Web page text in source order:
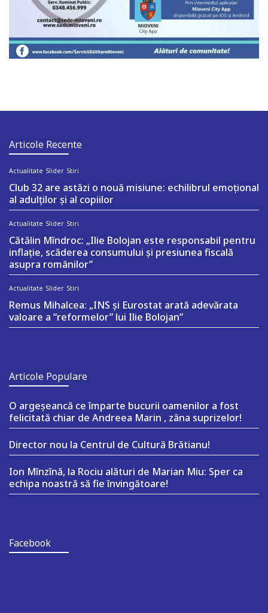
Articole Recente
Actualitate Slider Stiri
Club 32 are astăzi o nouă misiune: echilibrul emoțional
al adulților și al copiilor
Actualitate Slider Stiri
Cătălin Mîndroc: „Ilie Bolojan este responsabil pentru
inflație, scăderea consumului și presiunea fiscală
asupra românilor”
Actualitate Slider Stiri
Remus Mihalcea: „INS și Eurostat arată adevărata
valoare a “reformelor” lui Ilie Bolojan”
Articole Populare
O argeşeancă ce împarte bucurii oamenilor a fost
felicitată chiar de Andreea Marin , zâna suprizelor!
Director nou la Centrul de Cultură Brătianu!
Ion Mînzînă, la Rociu alături de Marian Miu: Sper ca
echipa noastră să fie învingătoare!
Facebook